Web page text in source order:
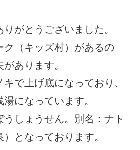
がとうございました。
ク（キッズ村）があるの
あります。
で上げ底になっており、
になっています。
うしょうせん。別名：ナト
となっております。